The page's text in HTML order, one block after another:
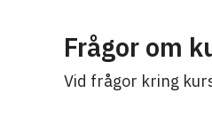
Frågor om
Vid frågor kring